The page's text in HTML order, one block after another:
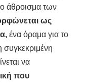
άθροισμα των
ως
ένα όραμα για το
συγκεκριμένη
να
που